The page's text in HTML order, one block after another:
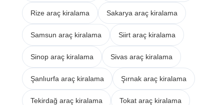
Rize araç kiralama Sakarya araç kiralama
Samsun araç kiralama Siirt araç kiralama
Sinop araç kiralama Sivas araç kiralama
Şanlıurfa araç kiralama Şırnak araç kiralama
Tekirdağ araç kiralama Tokat araç kiralama